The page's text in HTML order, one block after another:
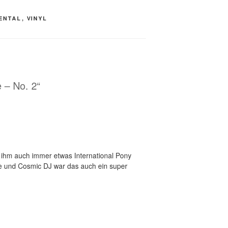
, VINYL
No. 2“
auch immer etwas International Pony
Cosmic DJ war das auch ein super